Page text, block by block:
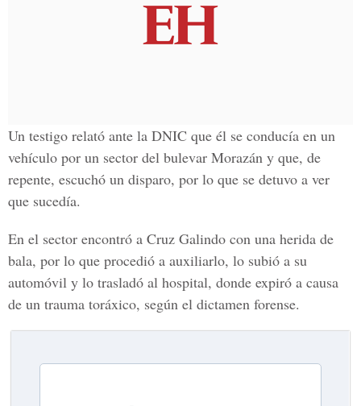
Un testigo relató ante la DNIC que él se conducía en un
vehículo por un sector del bulevar Morazán y que, de
repente, escuchó un disparo, por lo que se detuvo a ver
que sucedía.
En el sector encontró a Cruz Galindo con una herida de
bala, por lo que procedió a auxiliarlo, lo subió a su
automóvil y lo trasladó al hospital, donde expiró a causa
de un trauma toráxico, según el dictamen forense.